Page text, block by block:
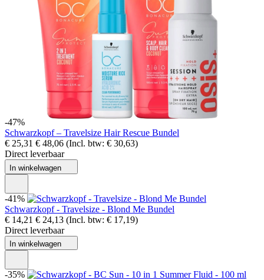
-47%
Schwarzkopf – Travelsize Hair Rescue Bundel
€ 25,31 € 48,06 (Incl. btw: € 30,63)
Direct leverbaar
In winkelwagen
-41%
Schwarzkopf - Travelsize - Blond Me Bundel
€ 14,21 € 24,13 (Incl. btw: € 17,19)
Direct leverbaar
In winkelwagen
-35%